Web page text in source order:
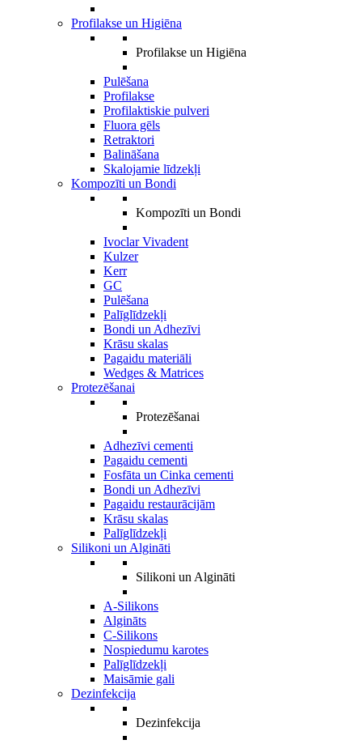
Profilakse un Higiēna
Profilakse un Higiēna
Pulēšana
Profilakse
Profilaktiskie pulveri
Fluora gēls
Retraktori
Balināšana
Skalojamie līdzekļi
Kompozīti un Bondi
Kompozīti un Bondi
Ivoclar Vivadent
Kulzer
Kerr
GC
Pulēšana
Palīglīdzekļi
Bondi un Adhezīvi
Krāsu skalas
Pagaidu materiāli
Wedges & Matrices
Protezēšanai
Protezēšanai
Adhezīvi cementi
Pagaidu cementi
Fosfāta un Cinka cementi
Bondi un Adhezīvi
Pagaidu restaurācijām
Krāsu skalas
Palīglīdzekļi
Silikoni un Algināti
Silikoni un Algināti
A-Silikons
Algināts
C-Silikons
Nospiedumu karotes
Palīglīdzekļi
Maisāmie gali
Dezinfekcija
Dezinfekcija